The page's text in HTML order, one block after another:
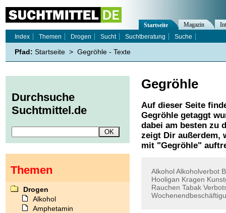
Gegröhle
Auf dieser Seite
Gegröhle getaggt
dabei am besten zu
zeigt Dir außerdem,
mit "Gegröhle"
AlkoholAlkoholverbot
Hooligan Kragen
Rauchen Tabak
Startseite Magazin
Index
Themen Drogen Sucht Suchtberatung Suche
Pfad: Startseite > Gegröhle - Texte
Durchsuche
Suchtmittel.de
Themen
Drogen
Alkohol
Amphetamin